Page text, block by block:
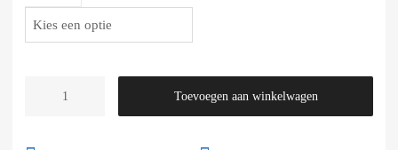
Toevoegen aan winkelwagen